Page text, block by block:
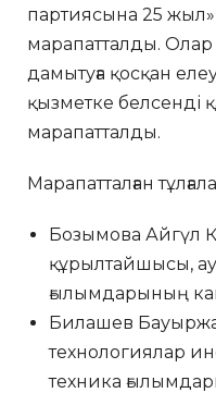
партиясына 25
марапатталды. Олар
дамытуға қосқан
қызметке белсенді
марапатталды.
Марапатталған
Бозымова Айгүл
құрылтайшысы,
ғылымдарының
Билашев
технологиялар
техника